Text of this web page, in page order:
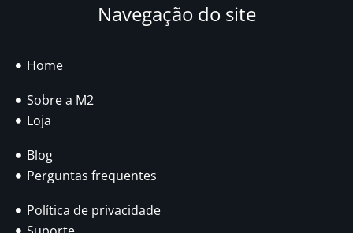
Navegação do site
Home
Sobre a M2
Loja
Blog
Perguntas frequentes
Política de privacidade